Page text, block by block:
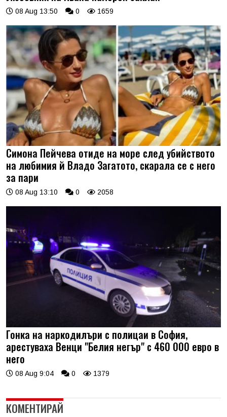
08 Aug 13:50 0 1659
Симона Пейчева отиде на море след убийството
на любимия й Владо Загатото, скарала се с него
за пари
08 Aug 13:10 0 2058
Гонка на наркодилъри с полицаи в София,
арестуваха Венци "Белия негър" с 460 000 евро в
него
08 Aug 9:04 0 1379
КОМЕНТИРАЙ